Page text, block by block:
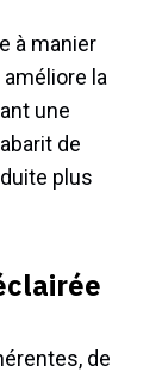
à manier
la
une
de
plus
de